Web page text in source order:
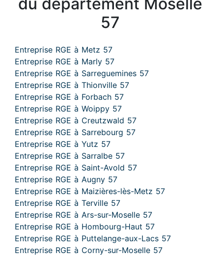
57
Entreprise RGE à Metz 57
Entreprise RGE à Marly 57
Entreprise RGE à Sarreguemines 57
Entreprise RGE à Thionville 57
Entreprise RGE à Forbach 57
Entreprise RGE à Woippy 57
Entreprise RGE à Creutzwald 57
Entreprise RGE à Sarrebourg 57
Entreprise RGE à Yutz 57
Entreprise RGE à Sarralbe 57
Entreprise RGE à Saint-Avold 57
Entreprise RGE à Augny 57
Entreprise RGE à Maizières-lès-Metz 57
Entreprise RGE à Terville 57
Entreprise RGE à Ars-sur-Moselle 57
Entreprise RGE à Hombourg-Haut 57
Entreprise RGE à Puttelange-aux-Lacs 57
Entreprise RGE à Corny-sur-Moselle 57